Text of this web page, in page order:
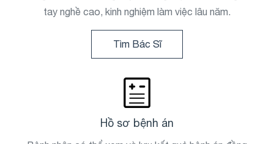
tay nghề cao, kinh nghiệm làm việc lâu năm.
Tìm Bác Sĩ
Hồ sơ bệnh án